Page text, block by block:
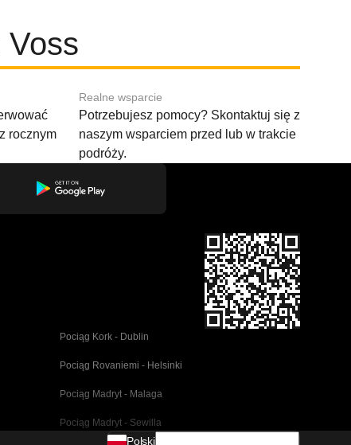
Voss
rocznym
Realne wsparcie
Potrzebujesz pomocy? Skontaktuj się z
naszym wsparciem przed lub w trakcie
podróży.
Pociąg Kork - Dublin
Pociąg Rovaniemi - Helsinki
Pociąg Madryt - Malaga
Pociąg Madryt - Sewilla
Polski